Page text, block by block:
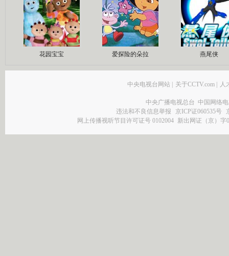
花园宝宝 爱探险的朵拉 燕尾侠
中央电视台网站 关于CCTV.com 人
中央广播电视总台 中国网络
违法和不良信息举报
京ICP证060535号
网上传播视听节目许可证号 0102004 新出网证（京）